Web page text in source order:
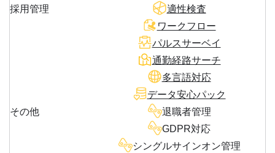
採用管理
適性検査
その他
ワークフロー
パルスサーベイ
通勤経路サーチ
多言語対応
データ安心パック
退職者管理
GDPR対応
シングルサインオン管理